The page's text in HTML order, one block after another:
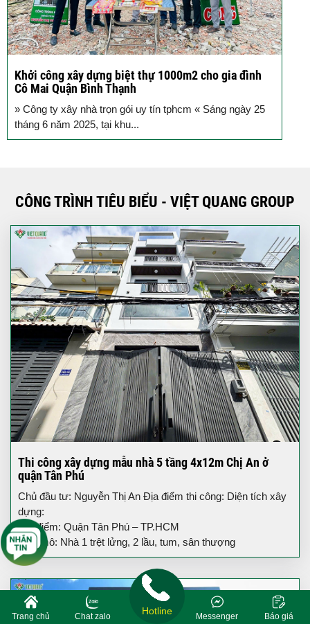
Khởi công xây dựng biệt thự 1000m2 cho gia đình
Cô Mai Quận Bình Thạnh
» Công ty xây nhà trọn gói uy tín tphcm « Sáng ngày 25
tháng 6 năm 2025, tại khu...
CÔNG TRÌNH TIÊU BIỂU - VIỆT QUANG GROUP
Thi công xây dựng mẫu nhà 5 tầng 4x12m Chị An ở
quận Tân Phú
Chủ đầu tư: Nguyễn Thị An Địa điểm thi công: Diện tích xây
dựng:
Địa điểm: Quận Tân Phú – TP.HCM
Quy mô: Nhà 1 trệt lửng, 2 lầu, tum, sân thượng
Trang chủ Chat zalo Báo giá
Messenger
Hotline